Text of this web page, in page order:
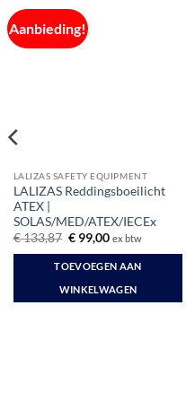
Aanbieding!
LALIZAS SAFETY EQUIPMENT
LALIZAS Reddingsboeilicht
ATEX |
SOLAS/MED/ATEX/IECEx
€133,87 Oorspronkelijke
was:
€ 133,87.
€99,00Huidige
is:
€ 99,00.
ex btw
TOEVOEGEN AAN
WINKELWAGEN